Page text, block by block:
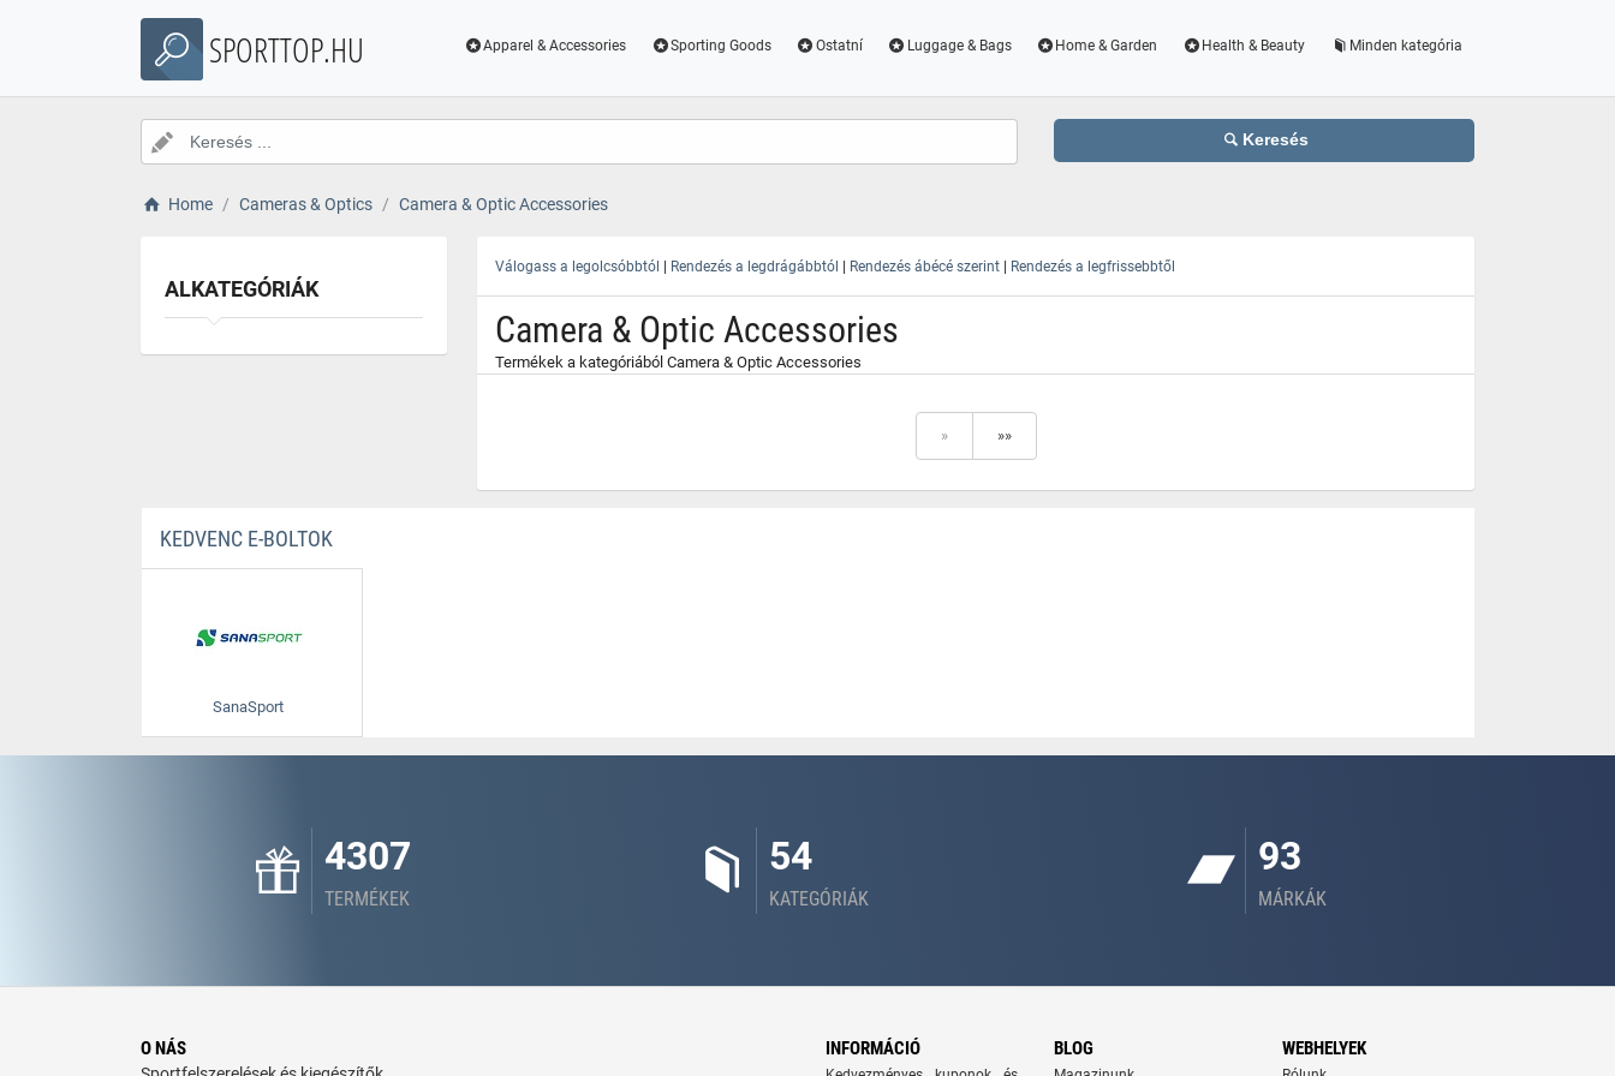
SPORTTOP.HU Apparel & Accessories Sporting Goods Ostatní Luggage & Bags Home & Garden Health & Beauty Minden kategória
Keresés
Home Cameras & Optics Camera & Optic Accessories
ALKATEGÓRIÁK
Válogass a legolcsóbbtól | Rendezés a legdrágábbtól | Rendezés ábécé szerint | Rendezés a legfrissebbtől
Camera & Optic Accessories
Termékek a kategóriából Camera & Optic Accessories
» »»
KEDVENC E-BOLTOK
SanaSport
4307
TERMÉKEK
54
KATEGÓRIÁK
93
MÁRKÁK
O NÁS INFORMÁCIÓ BLOG WEBHELYEK